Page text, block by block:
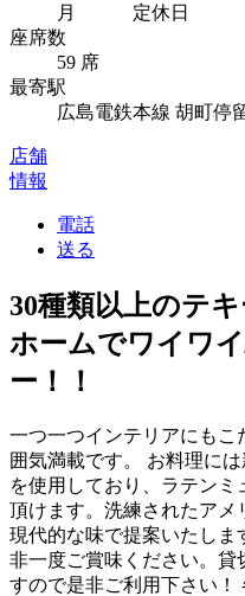
月 定休日
座席数
59 席
最寄駅
広島電鉄本線 胡町停
店舗
情報
電話
送る
30種類以上のテ
ホームでワイワ
ー！！
一つ一つインテリアにもこ
囲気満載です。 お料理に
を使用しており、ラテン
頂けます。洗練されたアメ
現代的な味で提案いたしま
非一度ご賞味ください。貸
すので是非ご利用下さい！